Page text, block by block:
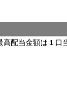
配当金額は１口